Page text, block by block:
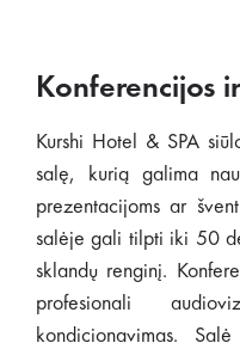
Konferencijos
Kurshi Hotel & SPA
salę, kurią galima
prezentacijoms ar
salėje gali tilpti iki 50
sklandų renginį.
profesionali
kondicionavimas.